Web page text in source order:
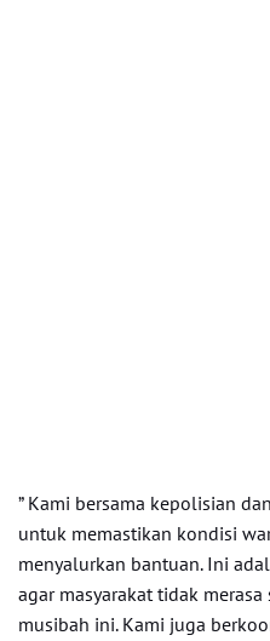
” Kami bersama kepolisian
untuk memastikan kondisi
menyalurkan bantuan. Ini
agar masyarakat tidak
musibah ini. Kami juga